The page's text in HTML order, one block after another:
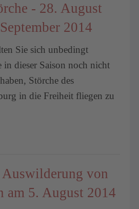
- 28. August
2014
Sie sich unbedingt
in dieser Saison noch nicht
Störche des
in die Freiheit fliegen zu
von
am 5. August 2014